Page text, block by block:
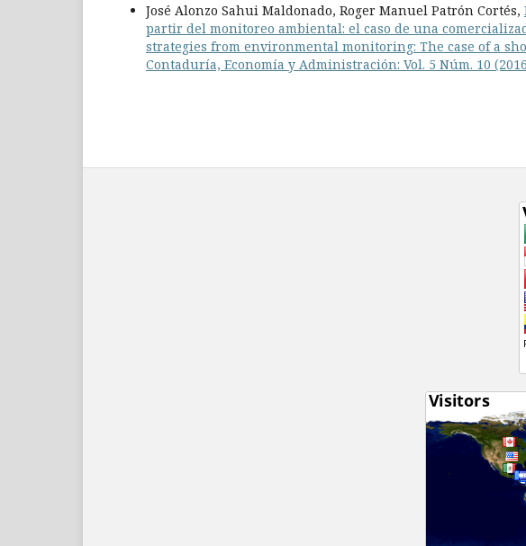
José Alonzo Sahui Maldonado, Roger Manuel Patrón Cortés,
partir del monitoreo ambiental: el caso de una
strategies from environmental monitoring: The case of a
Contaduría, Economía y Administración: Vol. 5 Núm. 10